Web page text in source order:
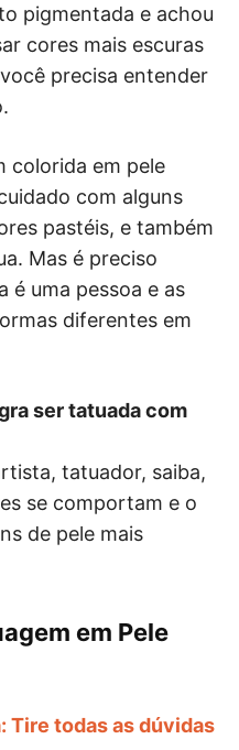
pigmentada e achou
cores mais escuras
precisa entender
colorida em pele
com alguns
pastéis, e também
Mas é preciso
é uma pessoa e as
diferentes em
ser tatuada com
tatuador, saiba,
se comportam e o
de pele mais
em Pele
Tire todas as dúvidas